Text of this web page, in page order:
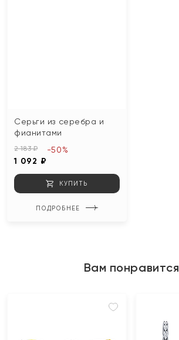
Серьги из серебра и
фианитами
2 183 ₽
1 092 ₽
-50%
КУПИТЬ
ПОДРОБНЕЕ
Вам понравится